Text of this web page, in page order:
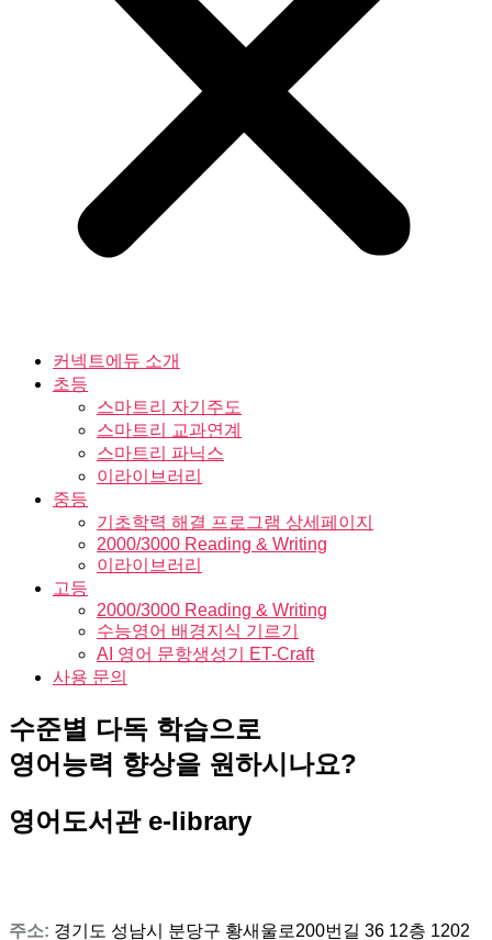
커넥트에듀 소개
초등
스마트리 자기주도
스마트리 교과연계
스마트리 파닉스
이라이브러리
중등
기초학력 해결 프로그램 상세페이지
2000/3000 Reading & Writing
이라이브러리
고등
2000/3000 Reading & Writing
수능영어 배경지식 기르기
AI 영어 문항생성기 ET-Craft
사용 문의
수준별 다독 학습으로
영어능력 향상을 원하시나요?
영어도서관 e-library
주소: 경기도 성남시 분당구 황새울로200번길 36 12층 1202